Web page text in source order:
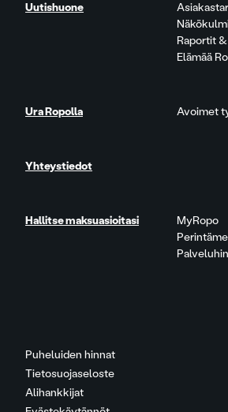
Puheluiden hinnat
Tietosuojaseloste
Alihankkijat
Uutishuone
Raportit
Elämää
Ura Ropolla Avoimet
Yhteystiedot
Hallitse maksuasioitasi
MyRopo